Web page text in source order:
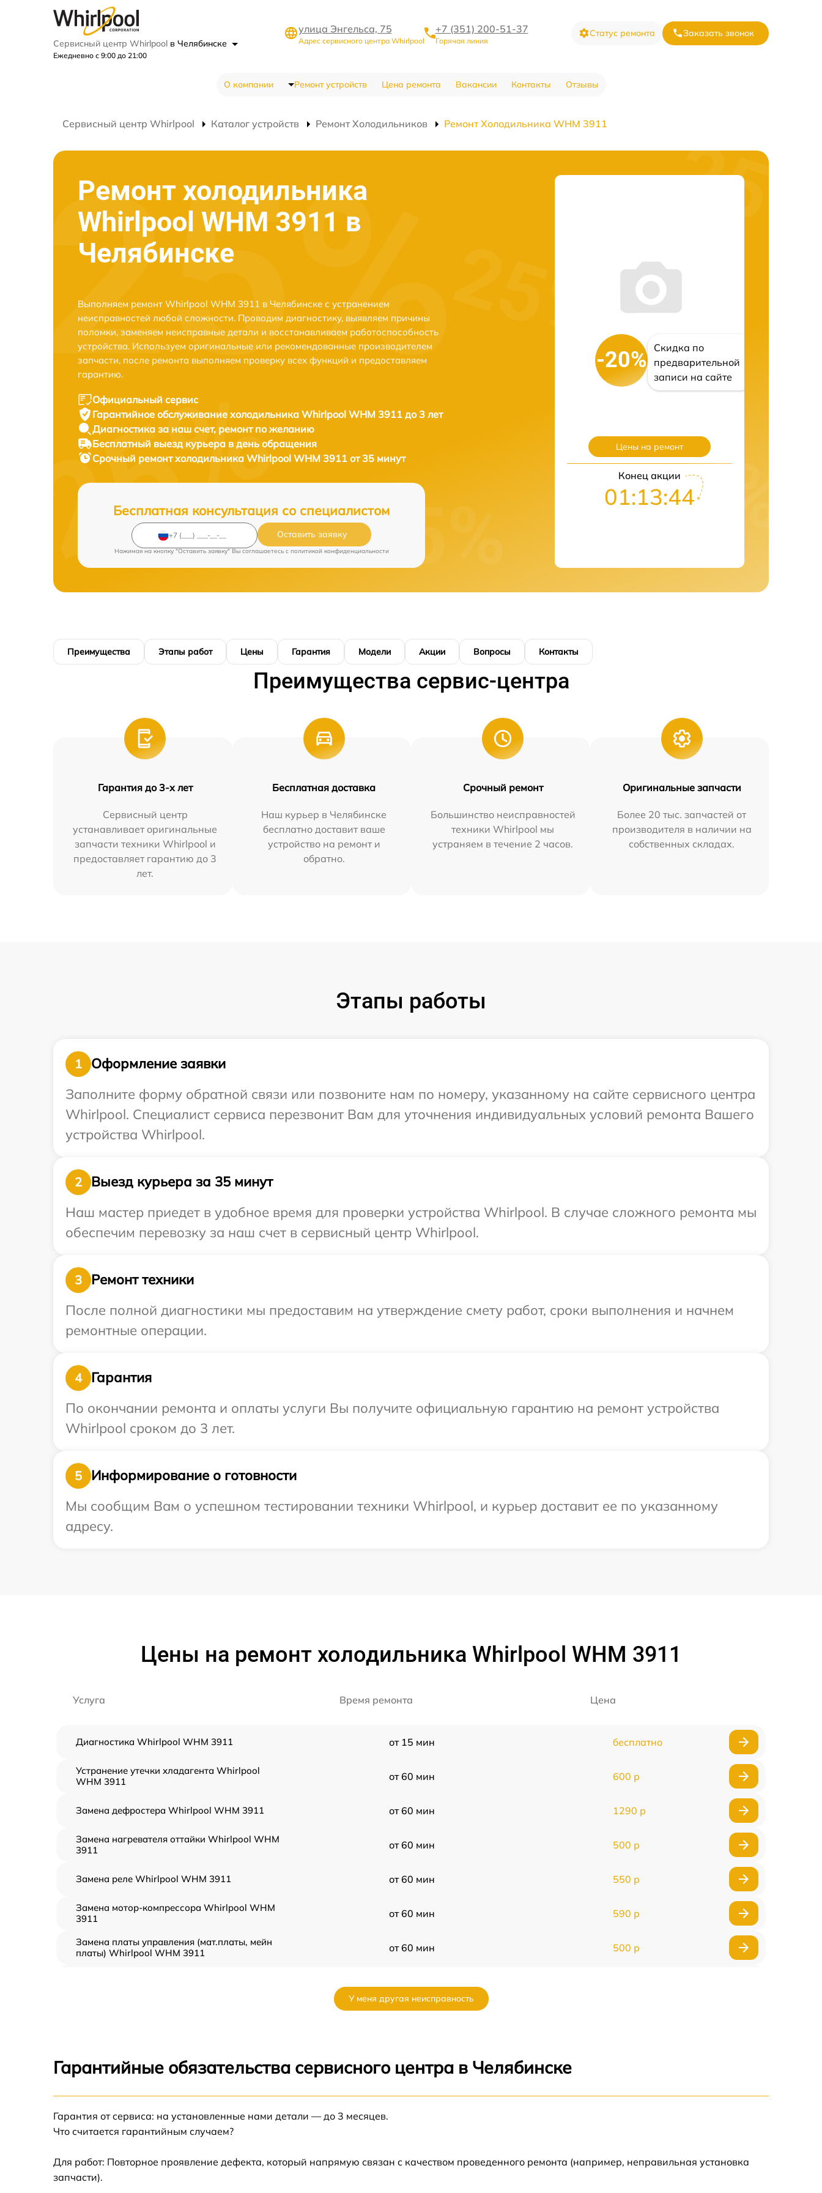
Сервисный центр Whirlpool в Челябинске
Ежедневно с 9:00 до 21:00
улица Энгельса, 75
Адрес сервисного центра Whirlpool
+7 (351) 200-51-37
Горячая линия
Статус ремонта Заказать звонок
О компании Ремонт устройств Цена ремонта Вакансии Контакты Отзывы
Сервисный центр Whirlpool Каталог устройств Ремонт Холодильников Ремонт Холодильника WHM 3911
Ремонт холодильника
Whirlpool WHM 3911 в
Челябинске
Выполняем ремонт Whirlpool WHM 3911 в Челябинске с устранением
неисправностей любой сложности. Проводим диагностику, выявляем причины
поломки, заменяем неисправные детали и восстанавливаем работоспособность
устройства. Используем оригинальные или рекомендованные производителем
запчасти, после ремонта выполняем проверку всех функций и предоставляем
гарантию.
Официальный сервис
Гарантийное обслуживание холодильника Whirlpool WHM 3911 до 3 лет
Диагностика за наш счет, ремонт по желанию
Бесплатный выезд курьера в день обращения
Срочный ремонтхолодильника Whirlpool WHM 3911 от 35 минут
Бесплатная консультация со специалистом
Оставить заявку
Нажимая на кнопку "Оставить заявку" Вы соглашаетесь c политикой конфиденциальности
-20%
Скидка по
предварительной
записи на сайте
Цены на ремонт
Конец акции
01:13:43
Преимущества Этапы работ Цены Гарантия Модели Акции Вопросы Контакты
Преимущества сервис-центра
Гарантия до 3-х лет
Сервисный центр
устанавливает оригинальные
запчасти техники Whirlpool и
предоставляет гарантию до 3
лет.
Бесплатная доставка
Наш курьер в Челябинске
бесплатно доставит ваше
устройство на ремонт и
обратно.
Срочный ремонт
Большинство неисправностей
техники Whirlpool мы
устраняем в течение 2 часов.
Оригинальные запчасти
Более 20 тыс. запчастей от
производителя в наличии на
собственных складах.
Этапы работы
1
Оформление заявки
Заполните форму обратной связи или позвоните нам по номеру, указанному на сайте сервисного центра
Whirlpool. Специалист сервиса перезвонит Вам для уточнения индивидуальных условий ремонта Вашего
устройства Whirlpool.
2
Выезд курьера за 35 минут
Наш мастер приедет в удобное время для проверки устройства Whirlpool. В случае сложного ремонта мы
обеспечим перевозку за наш счет в сервисный центр Whirlpool.
3
Ремонт техники
После полной диагностики мы предоставим на утверждение смету работ, сроки выполнения и начнем
ремонтные операции.
4
Гарантия
По окончании ремонта и оплаты услуги Вы получите официальную гарантию на ремонт устройства
Whirlpool сроком до 3 лет.
5
Информирование о готовности
Мы сообщим Вам о успешном тестировании техники Whirlpool, и курьер доставит ее по указанному
адресу.
Цены на ремонт холодильника Whirlpool WHM 3911
Услуга Время ремонта Цена
Диагностика Whirlpool WHM 3911 от 15 мин бесплатно
Устранение утечки хладагента Whirlpool
WHM 3911
от 60 мин 600 р
Замена дефростера Whirlpool WHM 3911 от 60 мин 1290 р
Замена нагревателя оттайки Whirlpool WHM
3911
от 60 мин 500 р
Замена реле Whirlpool WHM 3911 от 60 мин 550 р
Замена мотор-компрессора Whirlpool WHM
3911
от 60 мин 590 р
Замена платы управления (мат.платы, мейн
платы) Whirlpool WHM 3911
от 60 мин 500 р
Замена электросхемы Whirlpool WHM 3911
Устранение засора трубопровода Whirlpool
У меня другая неисправность
Гарантийные обязательства сервисного центра в Челябинске
Гарантия от сервиса: на установленные нами детали — до 3 месяцев.
Что считается гарантийным случаем?
Для работ: Повторное проявление дефекта, который напрямую связан с качеством проведенного ремонта (например, неправильная установка
запчасти).